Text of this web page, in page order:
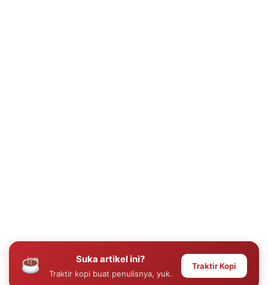
Suka artikel ini?
Traktir kopi buat penulisnya, yuk.
Traktir Kopi